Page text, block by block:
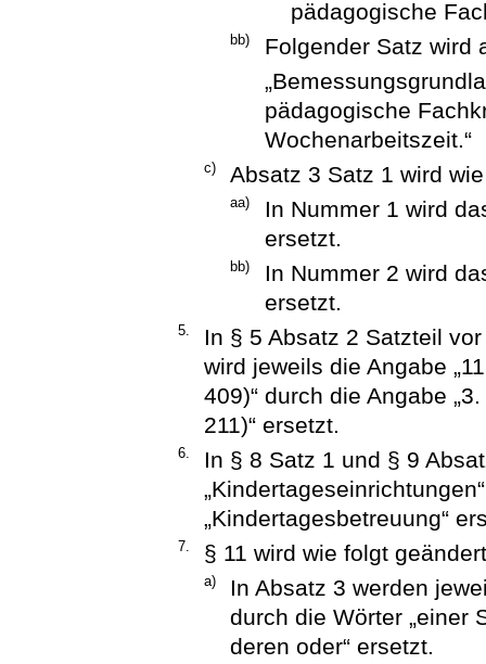
pädagogische
bb)
Folgender Satz wird
pädagogische
Wochenarbeitszeit.“
c) Absatz 3 Satz 1 wird
aa)
In Nummer 1 wird
ersetzt.
bb)
In Nummer 2 wird
ersetzt.
5.
In § 5 Absatz 2 Satzteil
wird jeweils die Angabe
409)“ durch die Angabe
211)“ ersetzt.
6.
In § 8 Satz 1 und § 9
„Kindertagesbetreuung“
7. § 11 wird wie folgt
a)
In Absatz 3 werden
durch die Wörter „einer
deren oder“ ersetzt.